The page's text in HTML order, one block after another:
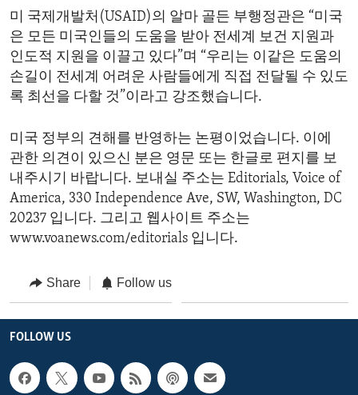
미 국제개발처(USAID)의 알마 골든 부행정관은 “미국
은 모든 미국인들의 도움을 받아 전세계 보건 지원과
인도적 지원을 이끌고 있다”며 “우리는 이같은 도움의
손길이 전세계 어려운 사람들에게 직접 전달될 수 있도
록 최선을 다할 것”이라고 강조했습니다.
미국 정부의 견해를 반영하는 논평이었습니다. 이에
관한 의견이 있으신 분은 영문 또는 한글로 편지를 보
내주시기 바랍니다. 보내실 주소는 Editorials, Voice of
America, 330 Independence Ave, SW, Washington, DC
20237 입니다. 그리고 웹사이트 주소는
www.voanews.com/editorials 입니다.
Share Follow us
FOLLOW US